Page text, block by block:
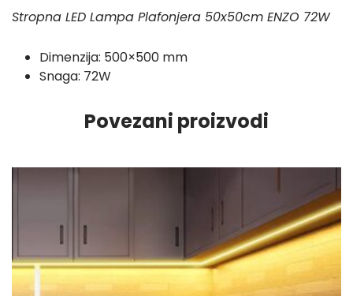
Stropna LED Lampa Plafonjera 50x50cm ENZO 72W
Dimenzija: 500×500 mm
Snaga: 72W
Povezani proizvodi